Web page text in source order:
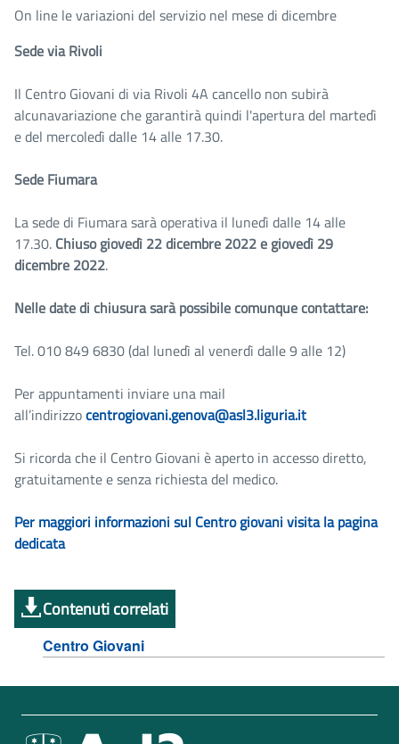
On line le variazioni del servizio nel mese di dicembre
Sede via Rivoli
Il Centro Giovani di via Rivoli 4A cancello non subirà
alcunavariazione che garantirà quindi l'apertura del martedì
e del mercoledì dalle 14 alle 17.30.
Sede Fiumara
La sede di Fiumara sarà operativa il lunedì dalle 14 alle
17.30. Chiuso giovedì 22 dicembre 2022 e giovedì 29
dicembre 2022.
Nelle date di chiusura sarà possibile comunque contattare:
Tel. 010 849 6830 (dal lunedì al venerdì dalle 9 alle 12)
Per appuntamenti inviare una mail
all’indirizzocentrogiovani.genova@asl3.liguria.it
Si ricorda che il Centro Giovani è aperto in accesso diretto,
gratuitamente e senza richiesta del medico.
Per maggiori informazioni sul Centro giovani visita la pagina
dedicata
Contenuti correlati
Centro Giovani